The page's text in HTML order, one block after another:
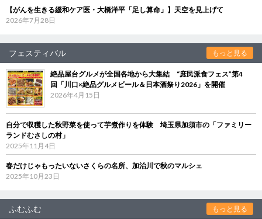
【がんを生きる緩和ケア医・大橋洋平「足し算命」】天空を見上げて
2026年7月28日
フェスティバル もっと見る
絶品屋台グルメが全国各地から大集結 “庶民派食フェス”第4
回「川口×絶品グルメビール＆日本酒祭り2026」を開催
2026年4月15日
自分で収穫した秋野菜を使って芋煮作りを体験 埼玉県加須市の「ファミリー
ランドむさしの村」
2025年11月4日
春だけじゃもったいないさくらの名所、加治川で秋のマルシェ
2025年10月23日
ふむふむ もっと見る